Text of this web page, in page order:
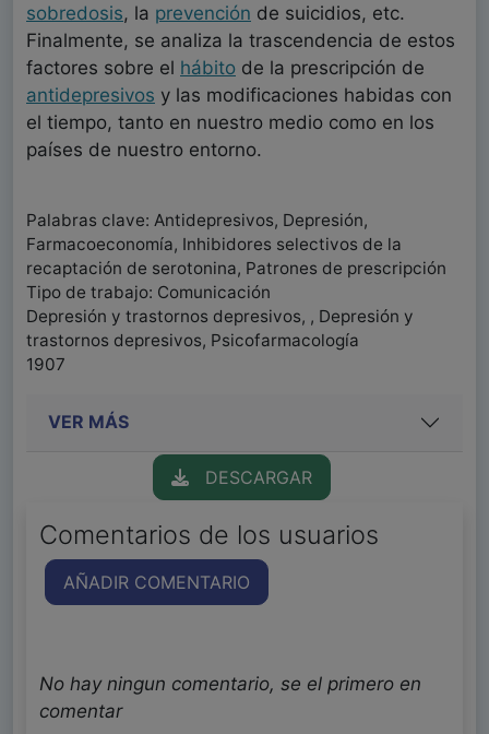
sobredosis, la prevención de suicidios, etc.
Finalmente, se analiza la trascendencia de estos
factores sobre el hábito de la prescripción de
antidepresivos y las modificaciones habidas con
el tiempo, tanto en nuestro medio como en los
países de nuestro entorno.
Palabras clave: Antidepresivos, Depresión,
Farmacoeconomía, Inhibidores selectivos de la
recaptación de serotonina, Patrones de prescripción
Tipo de trabajo: Comunicación
Depresión y trastornos depresivos, , Depresión y
trastornos depresivos, Psicofarmacología
1907
VER MÁS
DESCARGAR
Comentarios de los usuarios
AÑADIR COMENTARIO
No hay ningun comentario, se el primero en
comentar